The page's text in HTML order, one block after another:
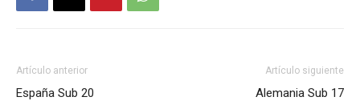
Artículo anterior
España Sub 20
Artículo siguiente
Alemania Sub 17